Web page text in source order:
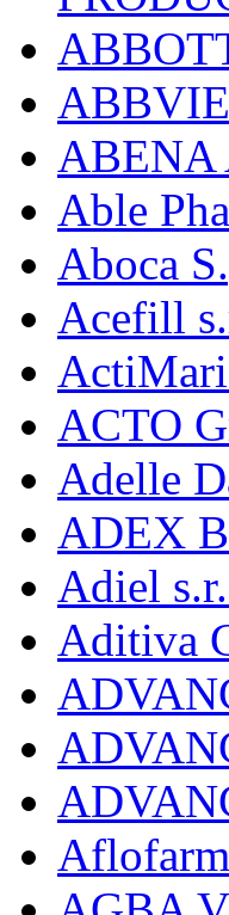
ABENA
Able
Aboca
Acefill
ACTO
Adelle
ADEX
Adiel
Aditiva